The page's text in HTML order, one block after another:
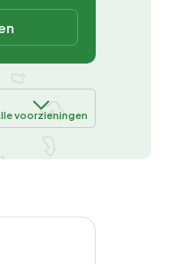
voorzieningen